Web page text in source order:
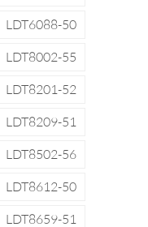
LDT6088-50
LDT8002-55
LDT8201-52
LDT8209-51
LDT8502-56
LDT8612-50
LDT8659-51